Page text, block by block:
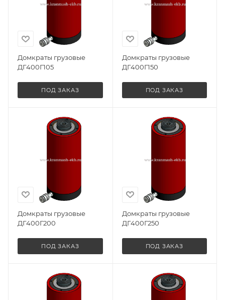
Домкраты грузовые
ДГ400Г105
ПОД ЗАКАЗ
Домкраты грузовые
ДГ400Г150
ПОД ЗАКАЗ
Домкраты грузовые
ДГ400Г200
ПОД ЗАКАЗ
Домкраты грузовые
ДГ400Г250
ПОД ЗАКАЗ